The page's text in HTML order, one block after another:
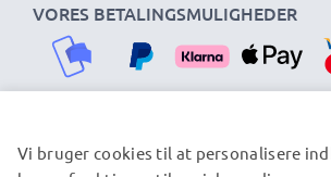
VORES BETALINGSMULIGHEDER
VORES FORSENDELSESPARTNERE
Vi bruger cookies til at personalisere